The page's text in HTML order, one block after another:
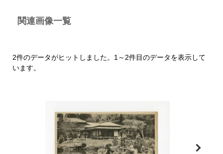
関連画像一覧
2件のデータがヒットしました。1～2件目のデータを表示して
います。